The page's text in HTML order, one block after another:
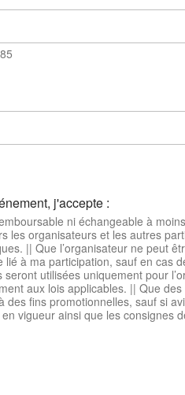
j'accepte :
ni échangeable à moins de
et les autres participants. || Que ma
de tout
à ma participation, sauf en cas
utilisées uniquement pour
|| Que des photos/vidéos peuvent être prises
fins promotionnelles, sauf si avis
vigueur ainsi que les consignes